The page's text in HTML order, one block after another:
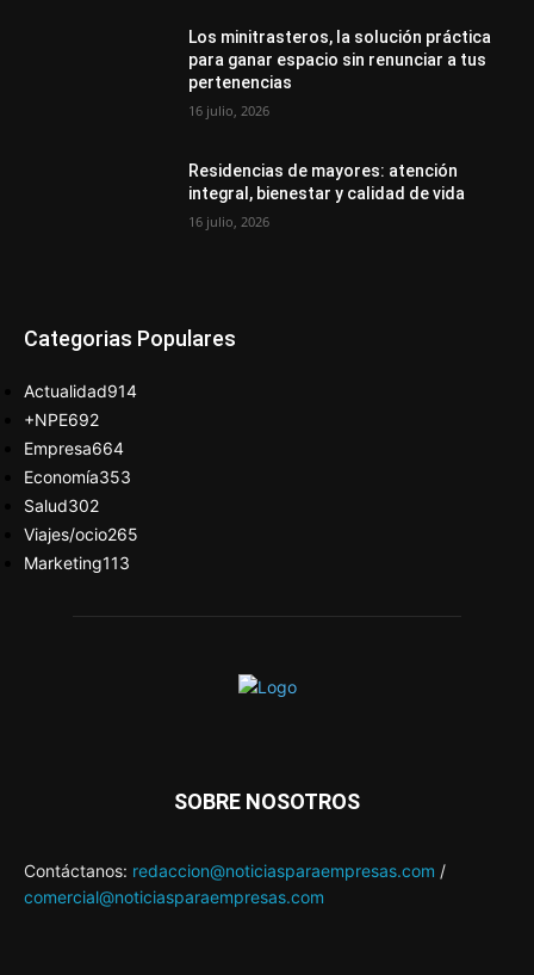
Los minitrasteros, la solución práctica
para ganar espacio sin renunciar a tus
pertenencias
16 julio, 2026
Residencias de mayores: atención
integral, bienestar y calidad de vida
16 julio, 2026
Categorias Populares
Actualidad914
+NPE692
Empresa664
Economía353
Salud302
Viajes/ocio265
Marketing113
SOBRE NOSOTROS
Contáctanos: redaccion@noticiasparaempresas.com /
comercial@noticiasparaempresas.com